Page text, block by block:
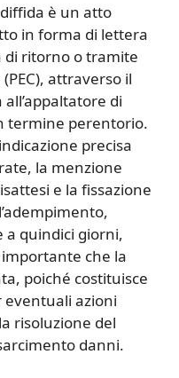
è un atto
in forma di lettera
di ritorno o tramite
attraverso il
di
termine perentorio.
precisa
la menzione
e la fissazione
quindici giorni,
che la
poiché costituisce
eventuali azioni
risoluzione del
danni.